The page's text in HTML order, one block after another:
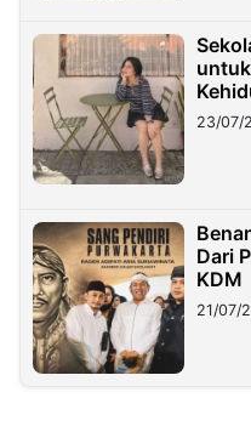
23/07/
Dari
KDM
21/07/